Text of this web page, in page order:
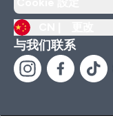
与我们联系